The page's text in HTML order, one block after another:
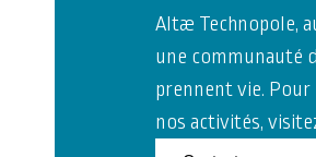
Altæ Technopole,
une communauté
prennent vie. Pour
nos activités,